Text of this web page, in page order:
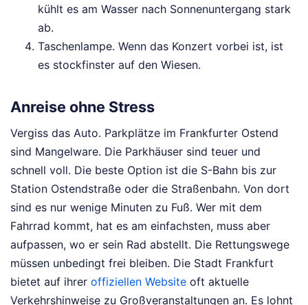
kühlt es am Wasser nach Sonnenuntergang stark
ab.
Taschenlampe. Wenn das Konzert vorbei ist, ist
es stockfinster auf den Wiesen.
Anreise ohne Stress
Vergiss das Auto. Parkplätze im Frankfurter Ostend
sind Mangelware. Die Parkhäuser sind teuer und
schnell voll. Die beste Option ist die S-Bahn bis zur
Station Ostendstraße oder die Straßenbahn. Von dort
sind es nur wenige Minuten zu Fuß. Wer mit dem
Fahrrad kommt, hat es am einfachsten, muss aber
aufpassen, wo er sein Rad abstellt. Die Rettungswege
müssen unbedingt frei bleiben. Die Stadt Frankfurt
bietet auf ihrer offiziellen Website oft aktuelle
Verkehrshinweise zu Großveranstaltungen an. Es lohnt